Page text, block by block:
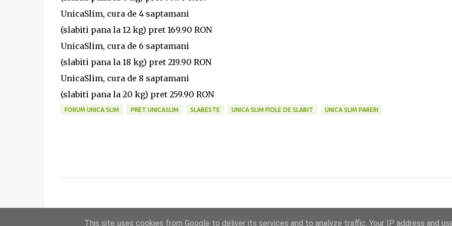
UnicaSlim, cura de 4 saptamani
(slabiti pana la 12 kg) pret 169.90 RON
UnicaSlim, cura de 6 saptamani
(slabiti pana la 18 kg) pret 219.90 RON
UnicaSlim, cura de 8 saptamani
(slabiti pana la 20 kg) pret 259.90 RON
FORUM UNICA SLIM PRET UNICASLIM SLABESTE UNICA SLIM FIOLE DE SLABIT UNICA SLIM PARERI
o
This site uses cookies from Google to deliver its services and to analyze traffic. Your IP address and